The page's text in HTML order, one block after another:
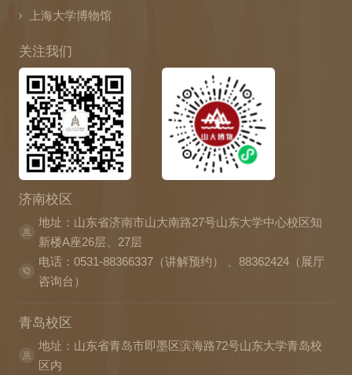
上海大学博物馆
关注我们
济南校区
地址：山东省济南市山大南路27号山东大学中心校区知
新楼A座26层、27层
电话：0531-88366337（讲解预约） 、88362424（展厅
咨询台）
青岛校区
地址：山东省青岛市即墨区滨海路72号山东大学青岛校
区内